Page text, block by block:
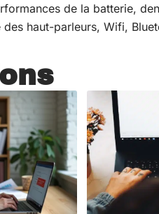
de la batterie,
des haut-parleurs, Wifi,